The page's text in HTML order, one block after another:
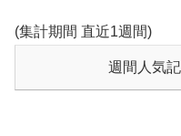
(集計期間 直近1週間)
週間人気